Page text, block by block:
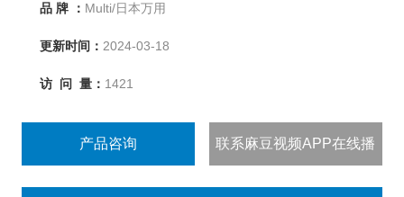
品 牌 ： Multi/日本万用
更新时间： 2024-03-18
访 问 量： 1421
产品咨询 联系麻豆视频APP在线播
出